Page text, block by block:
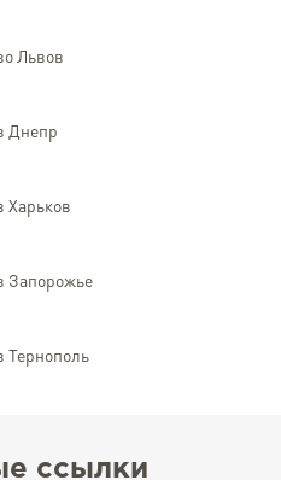
Львов
Днепр
Харьков
Запорожье
Тернополь
ссылки